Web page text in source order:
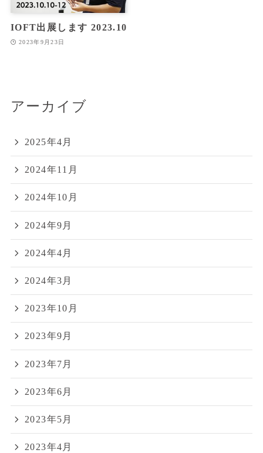
IOFT出展します 2023.10
2023年9月23日
アーカイブ
2025年4月
2024年11月
2024年10月
2024年9月
2024年4月
2024年3月
2023年10月
2023年9月
2023年7月
2023年6月
2023年5月
2023年4月